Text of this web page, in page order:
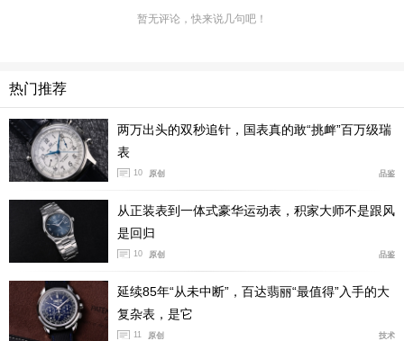
格，它的纤薄足以塞进衬衫袖口，同时又质感十足，搭配
外，为了契合它奢华的定位，表壳除了大面积的镜面抛光
以外，最主要就是表壳正面和侧面都做了极为犀利且细腻
的缎面拉丝拉磨，要知道这种打磨级别的表壳和细节到位
的表盘，在如今绝对算是百分百的第一梯队。虽然这种缎
面拉丝的表壳不是特别耐划，但这并不是向奢华妥协的理
暂无评论，快来说几句吧！
热门推荐
两万出头的双秒追针，国表真的敢“挑衅”百万级瑞
表
10 原创 品鉴
从正装表到一体式豪华运动表，积家大师不是跟风
是回归
10 原创 品鉴
延续85年“从未中断”，百达翡丽“最值得”入手的大
复杂表，是它
11 原创 技术